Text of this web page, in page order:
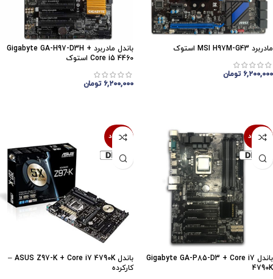
مادربرد MSI H97M-G43 استوک
۶,۲۰۰,۰۰۰ تومان
باندل مادربرد Gigabyte GA-H97-D3H +
Core i5 4460 استوک
۶,۲۰۰,۰۰۰ تومان
ناموجود
باندل Gigabyte GA-P85-D3 + Core i7
4790K
ناموجود
باندل ASUS Z97-K + Core i7 4790K –
کارکرده